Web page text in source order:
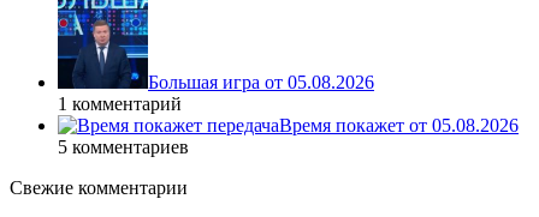
Большая игра от 05.08.2026
1 комментарий
Время покажет от 05.08.2026
5 комментариев
Свежие комментарии